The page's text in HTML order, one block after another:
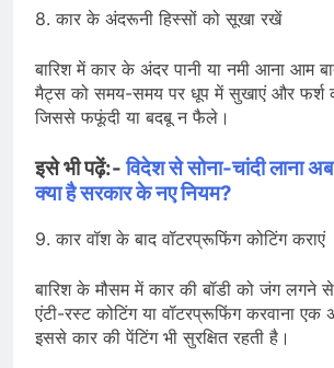
8. कार के अंदरूनी हिस्सों को सूखा रखें
बारिश में कार के अंदर पानी या नमी आना आम
मैट्स को समय-समय पर धूप में सुखाएं और फर्श
जिससे फफूंदी या बदबू न फैले।
इसे भी पढ़ें:-विदेश से सोना-चांदी लाना
क्या है सरकार के नए नियम?
9. कार वॉश के बाद वॉटरप्रूफिंग कोटिंग कराएं
बारिश के मौसम में कार की बॉडी को जंग लगने
एंटी-रस्ट कोटिंग या वॉटरप्रूफिंग करवाना एक
इससे कार की पेंटिंग भी सुरक्षित रहती है।